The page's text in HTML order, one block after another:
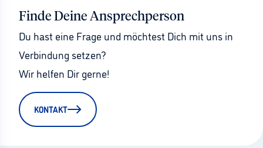
Finde Deine Ansprechperson
Du hast eine Frage und möchtest Dich mit uns in
Verbindung setzen?
Wir helfen Dir gerne!
KONTAKT